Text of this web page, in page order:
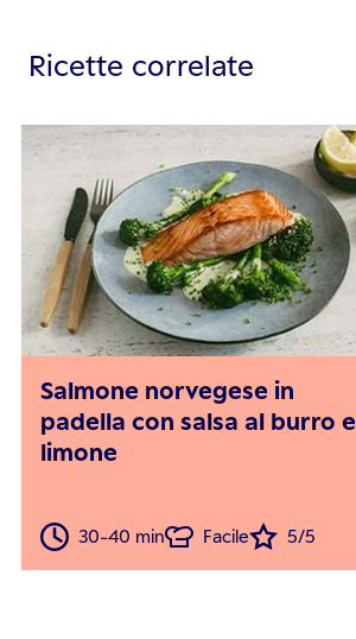
Ricette correlate
Salmone norvegese in
padella con salsa al burro e
limone
30-40 min Facile 5/5